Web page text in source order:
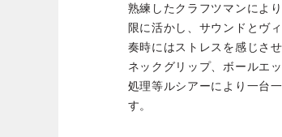
熟練したクラフツマンによ
限に活かし、サウンドとヴ
奏時にはストレスを感じさ
ネックグリップ、ボールエ
処理等ルシアーにより一台
す。